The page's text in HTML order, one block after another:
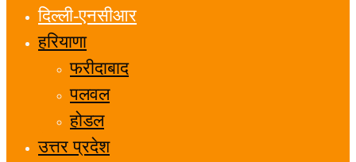
दिल्ली-एनसीआर
हरियाणा
फरीदाबाद
पलवल
होडल
उत्तर प्रदेश